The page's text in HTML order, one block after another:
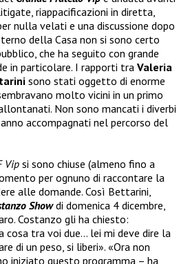
riappacificazioni in diretta,
nulla velati e una discussione dopo
della Casa non si sono certo
che ha seguito con grande
in particolare. I rapporti tra Valeria
sono stati oggetto di enorme
molto vicini in un primo
Non sono mancati i diverbi
accompagnati nel percorso del
Vip si sono chiuse (almeno fino a
per ognuno di raccontare la
alle domande. Così Bettarini,
Showdi domenica 4 dicembre,
Costanzo gli ha chiesto:
cosa tra voi due… lei mi deve dire la
di un peso, si liberi». «Ora non
iniziato questo programma – ha